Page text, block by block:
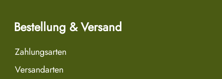
Bestellung & Versand
Zahlungsarten
Versandarten